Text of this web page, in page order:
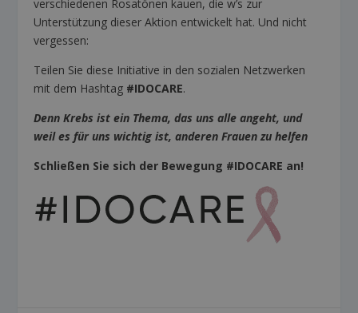
verschiedenen Rosatönen kauen, die w’s zur
Unterstützung dieser Aktion entwickelt hat. Und nicht
vergessen:
Teilen Sie diese Initiative in den sozialen Netzwerken
mit dem Hashtag #IDOCARE.
Denn Krebs ist ein Thema, das uns alle angeht, und
weil es für uns wichtig ist, anderen Frauen zu helfen
Schließen Sie sich der Bewegung #IDOCARE an!